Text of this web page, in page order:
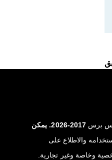
برس
2017-2026. يمكن
والاطلاع على
وخاصة وغير تجارية.